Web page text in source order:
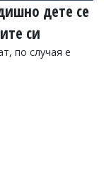
дете се
си
по случая е